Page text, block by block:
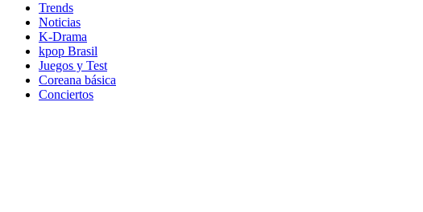
Trends
Noticias
K-Drama
kpop Brasil
Juegos y Test
Coreana básica
Conciertos